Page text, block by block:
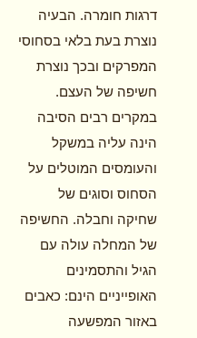
דרגות חומרה. הבעיה
נוצרת בעת בלאי בסחוסי
המפרקים ובכך נוצרת
חשיפה של העצם.
במקרים רבים הסיבה
הינה עליה במשקל
והעומסים המוטלים על
הסחוס וסוגים של
שחיקה וחבלה. החשיפה
של המחלה עולה עם
הגיל והתסמינים
האופייניים הינם: כאבים
באזור המפשעה